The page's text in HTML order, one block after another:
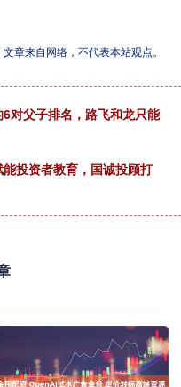
章来自网络，不代表本站观点。
对父子排名，路飞和龙只能
投资者教育，国诚投顾打